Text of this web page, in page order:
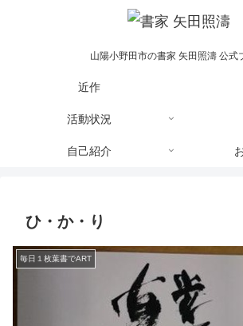
山陽小野田市の書家 矢田照濤 公式
近作
活動状況
自己紹介
ひ・か・り
毎日１枚葉書でART